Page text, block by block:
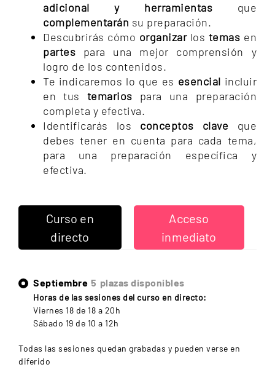
adicional y herramientas que
complementarán su preparación.
Descubrirás cómo organizar los temas en
partes para una mejor comprensión y
logro de los contenidos.
Te indicaremos lo que es esencial incluir
en tus temarios para una preparación
completa y efectiva.
Identificarás los conceptos clave que
debes tener en cuenta para cada tema,
para una preparación específica y
efectiva.
Curso en
directo
Acceso
inmediato
Septiembre 5 plazas disponibles
Horas de las sesiones del curso en directo:
Viernes 18 de 18 a 20h
Sábado 19 de 10 a 12h
Todas las sesiones quedan grabadas y pueden verse en
diferido